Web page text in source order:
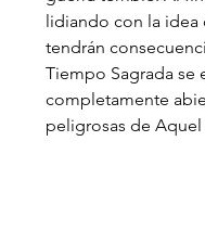
lidiando con la idea
tendrán
Tiempo Sagrada se
completamente
peligrosas de Aquel